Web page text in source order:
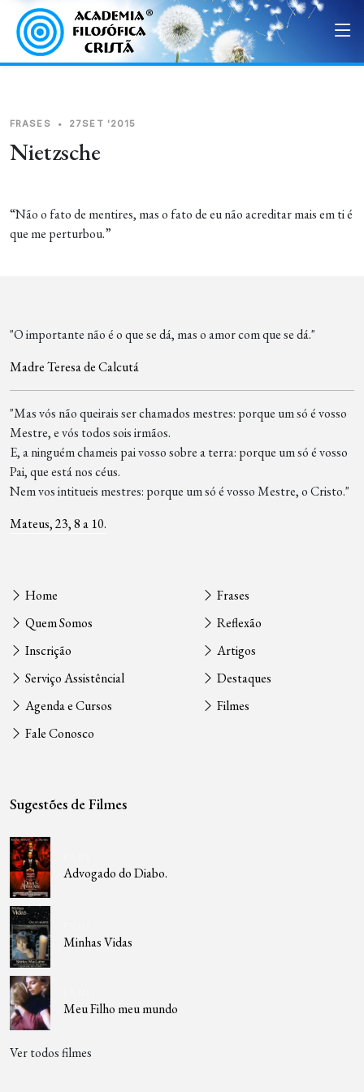
FRASES • 27SET '2015
Nietzsche
“Não o fato de mentires, mas o fato de eu não acreditar mais em ti é
que me perturbou.”
"O importante não é o que se dá, mas o amor com que se dá."
Madre Teresa de Calcutá
"Mas vós não queirais ser chamados mestres: porque um só é vosso
Mestre, e vós todos sois irmãos.
E, a ninguém chameis pai vosso sobre a terra: porque um só é vosso
Pai, que está nos céus.
Nem vos intitueis mestres: porque um só é vosso Mestre, o Cristo."
Mateus, 23, 8 a 10.
Home
Quem Somos
Inscrição
Serviço Assistêncial
Agenda e Cursos
Fale Conosco
Frases
Reflexão
Artigos
Destaques
Filmes
Sugestões de Filmes
Advogado do Diabo.
Minhas Vidas
Meu Filho meu mundo
Ver todos filmes